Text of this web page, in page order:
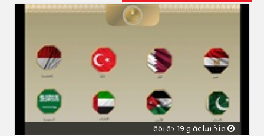
منذ ساعة و 19 دقيقة